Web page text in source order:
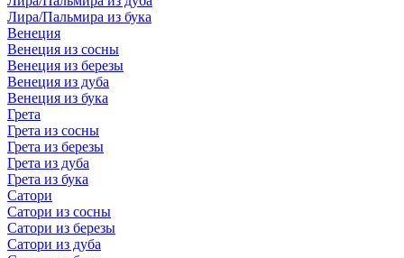
Лира/Пальмира из бука
Венеция
Венеция из сосны
Венеция из березы
Венеция из дуба
Венеция из бука
Грета
Грета из сосны
Грета из березы
Грета из дуба
Грета из бука
Сатори
Сатори из сосны
Сатори из березы
Сатори из дуба